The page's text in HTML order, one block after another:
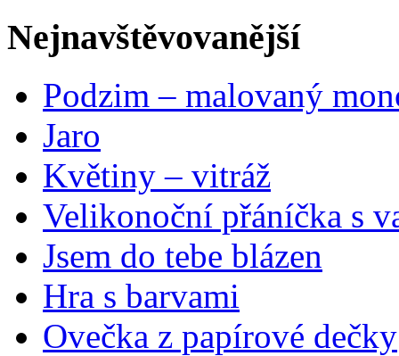
Nejnavštěvovanější
Podzim – malovaný
Jaro
Květiny – vitráž
Velikonoční přáníčka s
Jsem do tebe blázen
Hra s barvami
Ovečka z papírové dečky